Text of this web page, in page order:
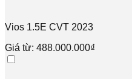
Vios 1.5E CVT 2023
Giá từ: 488.000.000₫